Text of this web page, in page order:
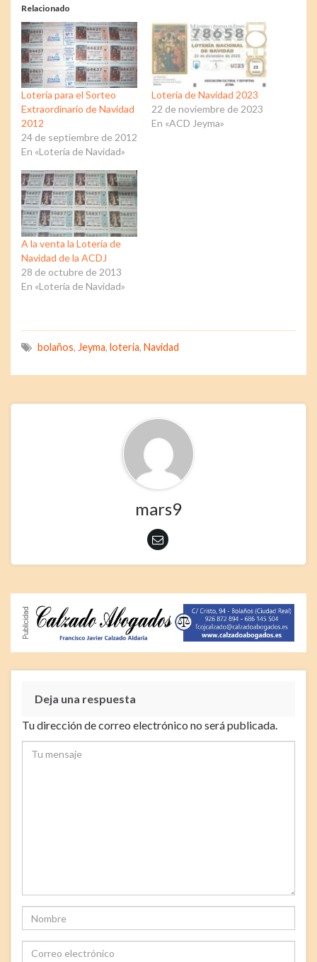
Relacionado
Lotería para el Sorteo
Extraordinario de Navidad
2012
24 de septiembre de 2012
En «Lotería de Navidad»
Lotería de Navidad 2023
22 de noviembre de 2023
En «ACD Jeyma»
A la venta la Lotería de
Navidad de la ACDJ
28 de octubre de 2013
En «Lotería de Navidad»
bolaños, Jeyma, loteria, Navidad
mars9
Deja una respuesta
Tu dirección de correo electrónico no será publicada.